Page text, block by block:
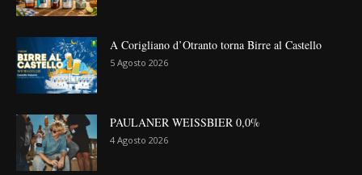
A Corigliano d’Otranto torna Birre al Castello
5 Agosto 2026
PAULANER WEISSBIER 0,0%
4 Agosto 2026